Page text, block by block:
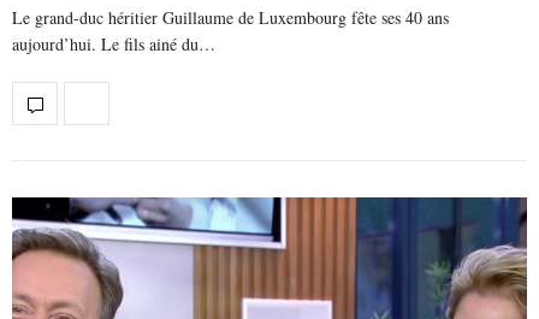
Le grand-duc héritier Guillaume de Luxembourg fête ses 40 ans
aujourd’hui. Le fils ainé du…